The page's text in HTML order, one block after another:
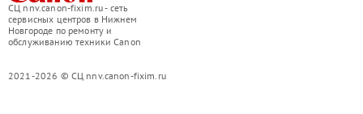
СЦ nnv.canon-fixim.ru - сеть
сервисных центров в Нижнем
Новгороде по ремонту и
обслуживанию техники Canon
2021-2026 © СЦ nnv.canon-fixim.ru